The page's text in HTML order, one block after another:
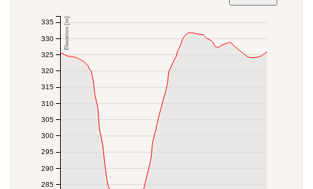
285
290
295
300
305
310
315
320
325
330
335 Elevation [m]